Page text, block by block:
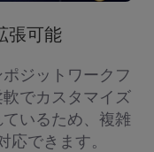
張可能
ジットワークフ
でカスタマイズ
いるため、複雑
できます。